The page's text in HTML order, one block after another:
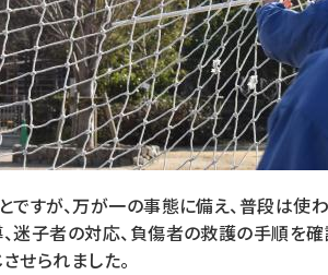
すが、万が一の事態に備え、普段は使
子者の対応、負傷者の救護の手順を確
せられました。